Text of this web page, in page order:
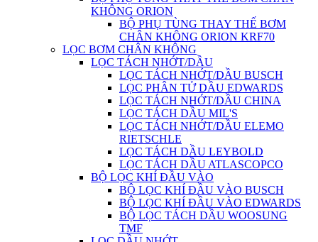
KHÔNG ORION
BỘ PHỤ TÙNG THAY THẾ BƠM
CHÂN KHÔNG ORION KRF70
LỌC BƠM CHÂN KHÔNG
LỌC TÁCH NHỚT/DẦU
LỌC TÁCH NHỚT/DẦU BUSCH
LỌC PHÂN TỬ DẦU EDWARDS
LỌC TÁCH NHỚT/DẦU CHINA
LỌC TÁCH DẦU MIL'S
LỌC TÁCH NHỚT/DẦU ELEMO
RIETSCHLE
LỌC TÁCH DẦU LEYBOLD
LỌC TÁCH DẦU ATLASCOPCO
BỘ LỌC KHÍ ĐẦU VÀO
BỘ LỌC KHÍ ĐẦU VÀO BUSCH
BỘ LỌC KHÍ ĐẦU VÀO EDWARDS
BỘ LỌC TÁCH DẦU WOOSUNG
TMF